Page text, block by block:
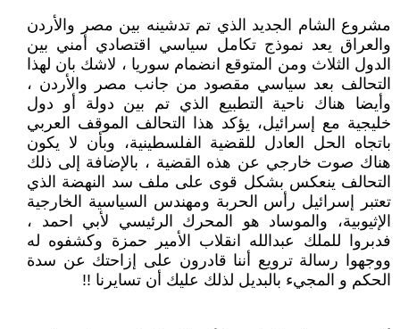
مشروع الشام الجديد الذي تم تدشينه بين مصر والأردن
والعراق يعد نموذج تكامل سياسي اقتصادي أمني بين
الدول الثلاث ومن المتوقع انضمام سوريا ، لاشك بان لهذا
التحالف بعد سياسي مقصود من جانب مصر والأردن ،
وأيضا هناك ناحية التطبيع الذي تم بين دولة أو دول
خليجية مع إسرائيل، يؤكد هذا التحالف الموقف العربي
باتجاه الحل العادل للقضية الفلسطينية، وبأن لا يكون
هناك صوت خارجي عن هذه القضية ، بالإضافة إلى ذلك
التحالف ينعكس بشكل قوى على ملف سد النهضة الذي
تعتبر إسرائيل رأس الحربة ومهندس السياسية الخارجية
الإثيوبية، والموساد هو المحرك الرئيسي لأبي احمد ،
فدبروا للملك عبدالله انقلاب الأمير حمزة وكشفوه له
ووجهوا رسالة ترويع أننا قادرون على إزاحتك عن سدة
الحكم و المجيء بالبديل لذلك عليك أن تسايرنا !!